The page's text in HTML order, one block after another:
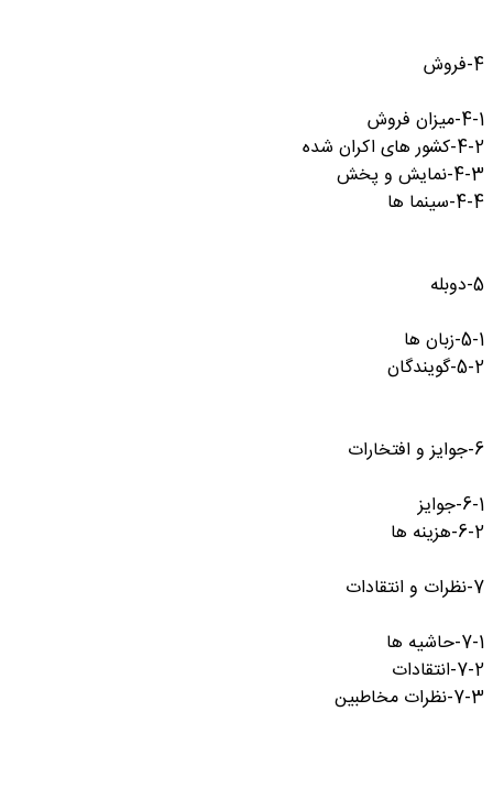
4-فروش
4-1-میزان فروش
4-2-کشور های اکران شده
4-3-نمایش و پخش
4-4-سینما ها
5-دوبله
5-1-زبان ها
5-2-گویندگان
6-جوایز و افتخارات
6-1-جوایز
6-2-هزینه ها
7-نظرات و انتقادات
7-1-حاشیه ها
7-2-انتقادات
7-3-نظرات مخاطبین